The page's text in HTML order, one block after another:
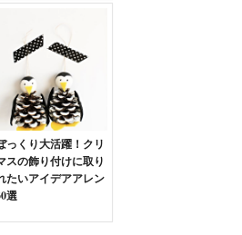
っくり大活躍！クリ
スの飾り付けに取り
たいアイデアアレン
選